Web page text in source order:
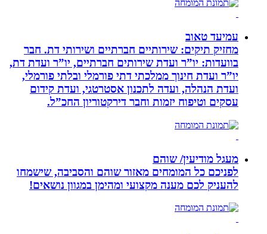
עמיעד טאוב
מחזיק תיקים: שירותיים חברתיים ושירותי דת. חבר
בוועדות: יו”ר ועדת שירותים חברתיים, יו”ר ועדת דת,
יו”ר ועדת חינוך ממלכתי דתי פורמלי ובלתי פורמלי,
ועדת הנהלה, ועדה לתכנון אסטרטגי, ועדת קידום
עסקים וטיפוח יזמות וחבר דירקטוריון החכ”ל.
מעגל מודיעין/ שוהם
לפניכם כל המומחים מאזור שוהם והסביבה, שישמחו
להעניק לכם מענה מקצועי ומהימן במגוון נושאים!